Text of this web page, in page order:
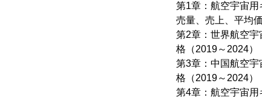
第1章：航空宇宙
売量、売上、平均
第2章：世界航空
格（2019～2024）
第3章：中国航空
格（2019～2024）
第4章：航空宇宙